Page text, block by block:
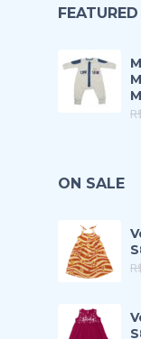
FEATURED
ON SALE